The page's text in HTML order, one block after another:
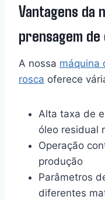
Vantagens da
prensagem
A nossa máquina
rosca oferece
Alta taxa de
óleo residual
Operação
produção
Parâmetros
diferentes